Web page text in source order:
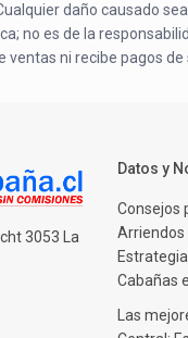
Cualquier daño causado
no es de la
ni recibe pagos
3053 La
Datos y
Consejos
Arriendos
Cabañas
Las